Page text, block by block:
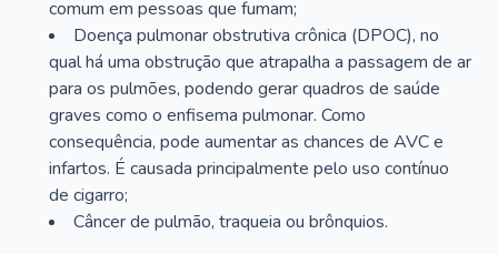
comum em pessoas que fumam;
Doença pulmonar obstrutiva crônica (DPOC), no
qual há uma obstrução que atrapalha a passagem de ar
para os pulmões, podendo gerar quadros de saúde
graves como o enfisema pulmonar. Como
consequência, pode aumentar as chances de AVC e
infartos. É causada principalmente pelo uso contínuo
de cigarro;
Câncer de pulmão, traqueia ou brônquios.